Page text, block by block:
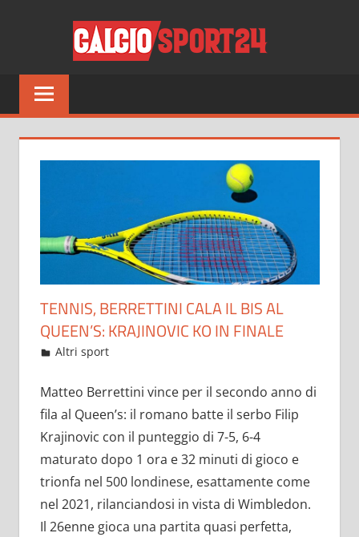
Tutto
sul
del
TENNIS, BERRETTINI CALA IL BIS AL
QUEEN’S: KRAJINOVIC KO IN FINALE
Giugno 21, 2022
admin
Altri sport
Matteo Berrettini vince per il secondo anno di
fila al Queen’s: il romano batte il serbo Filip
Krajinovic con il punteggio di 7-5, 6-4
maturato dopo 1 ora e 32 minuti di gioco e
trionfa nel 500 londinese, esattamente come
nel 2021, rilanciandosi in vista di Wimbledon.
Il 26enne gioca una partita quasi perfetta,